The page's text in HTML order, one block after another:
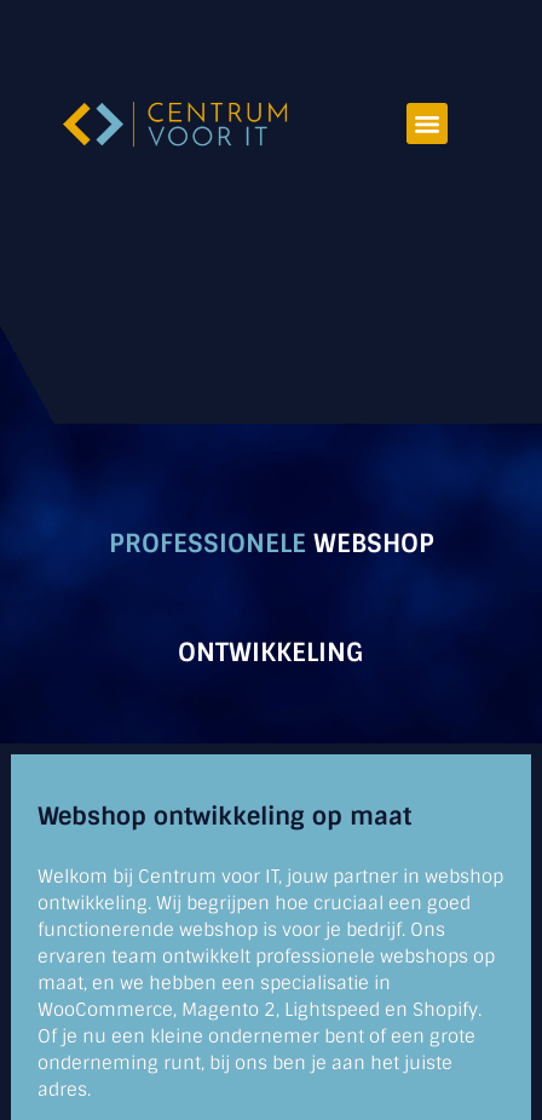
PROFESSIONELE WEBSHOP
ONTWIKKELING
Webshop ontwikkeling op maat
Welkom bij Centrum voor IT, jouw partner in webshop
ontwikkeling. Wij begrijpen hoe cruciaal een goed
functionerende webshop is voor je bedrijf. Ons
ervaren team ontwikkelt professionele webshops op
maat, en we hebben een specialisatie in
WooCommerce, Magento 2, Lightspeed en Shopify.
Of je nu een kleine ondernemer bent of een grote
onderneming runt, bij ons ben je aan het juiste
adres.